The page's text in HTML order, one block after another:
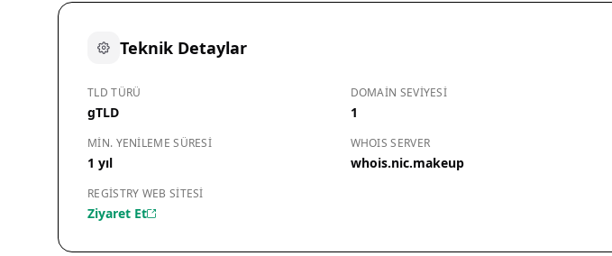
Teknik Detaylar
TLD TÜRÜ
gTLD
DOMAIN SEVIYESI
1
MIN. YENILEME SÜRESI
1 yıl
WHOIS SERVER
whois.nic.makeup
REGISTRY WEB SITESI
Ziyaret Et